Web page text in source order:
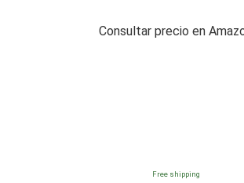
Consultar precio en
Free shipping